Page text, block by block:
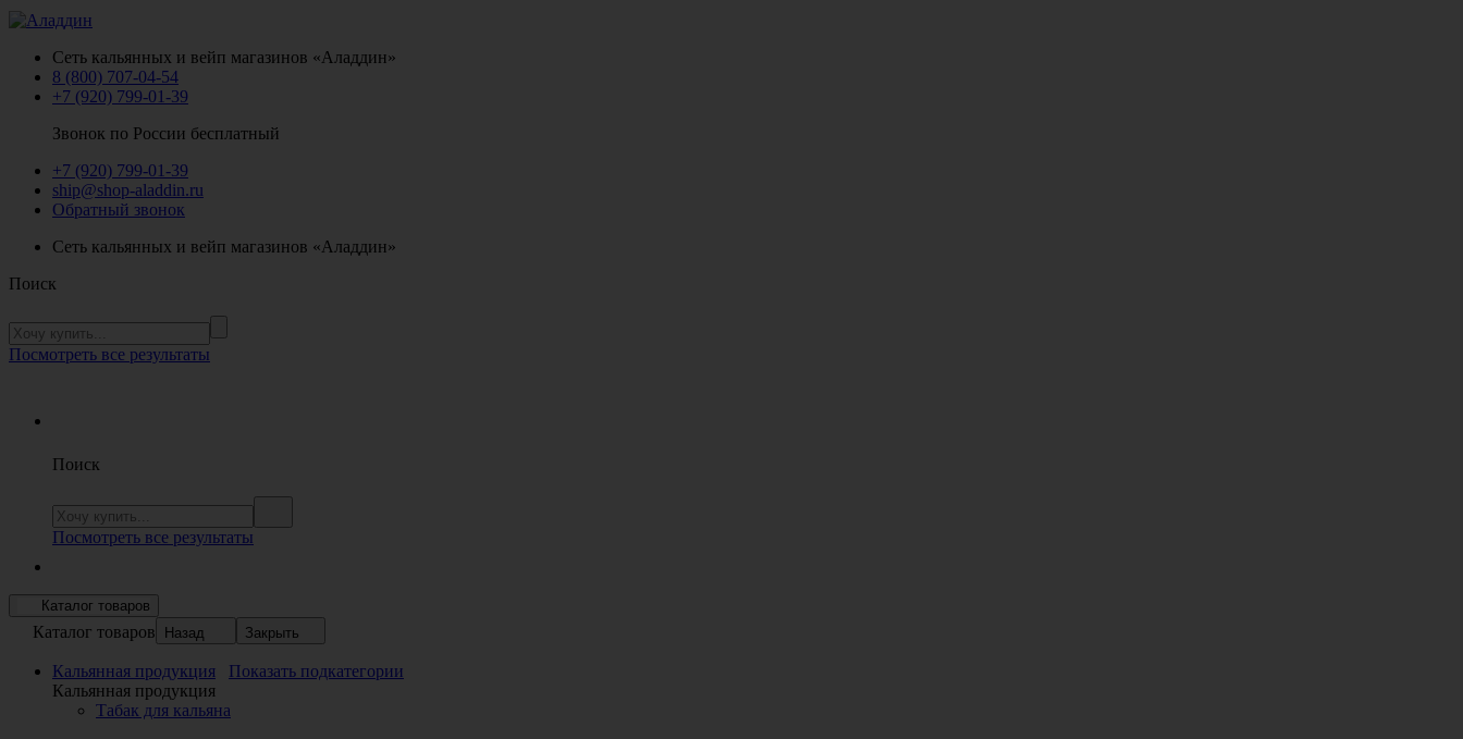
Сеть кальянных и вейп магазинов «Аладдин»
8 (800) 707-04-54
+7 (920) 799-01-39
Звонок по России бесплатный
+7 (920) 799-01-39
ship@shop-aladdin.ru
Обратный звонок
Сеть кальянных и вейп магазинов «Аладдин»
Поиск
Посмотреть все результаты
Поиск
Посмотреть все результаты
Каталог товаров
Каталог товаров Назад Закрыть
Кальянная продукция
Показать подкатегории
Кальянная продукция
Табак для кальяна